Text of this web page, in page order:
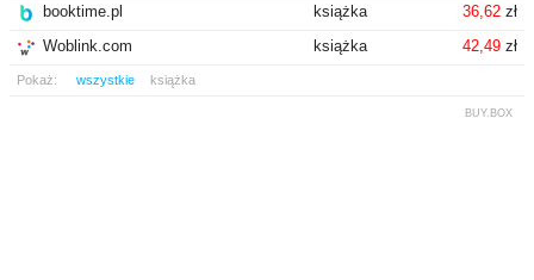
booktime.pl
książka 36,62 zł
Woblink.com
książka 42,49 zł
Pokaż: wszystkie książka
BUY.BOX